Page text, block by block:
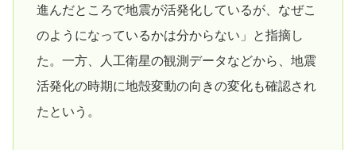
進んだところで地震が活発化しているが、なぜこ
のようになっているかは分からない」と指摘し
た。一方、人工衛星の観測データなどから、地震
活発化の時期に地殻変動の向きの変化も確認され
たという。